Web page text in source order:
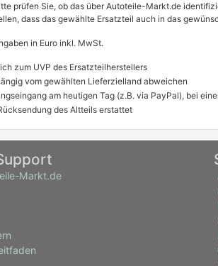
prüfen Sie, ob das über Autoteile-Markt.de
dass das gewählte Ersatzteil auch in das
in Euro inkl. MwSt.
zum UVP des Ersatzteilherstellers
vom gewählten Lieferzielland abweichen
am heutigen Tag (z.B. via PayPal), bei
des Altteils erstattet
Markt.de